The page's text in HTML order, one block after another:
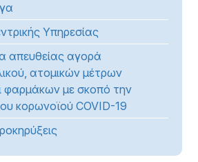
Υπηρεσίας
απευθείας αγορά
ατομικών μέτρων
φαρμάκων με σκοπό την
κορωνοϊού COVID-19